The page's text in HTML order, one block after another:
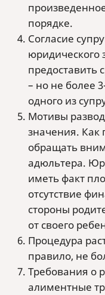
порядке.
Согласие
юридического
предоставить
– но не более
одного из
Мотивы
значения. Как
обращать
адюльтера.
иметь факт
отсутствие
стороны
от своего
Процедура
правило, не
Требования о
алиментные